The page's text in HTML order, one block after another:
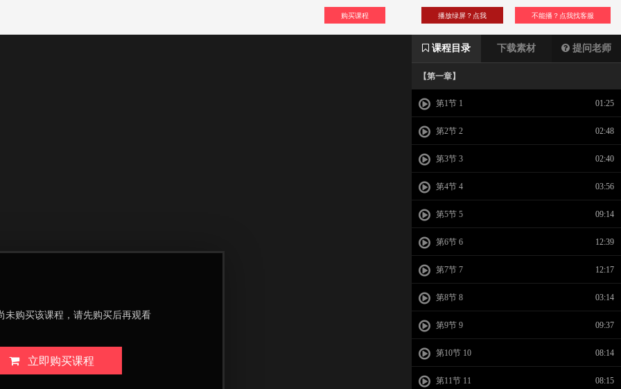
购买课程 不能播？点我找客服
播放绿屏？点我
课程目录 下载素材 提问老师
【第一章】
第1节 1 01:25
第2节 2 02:48
第3节 3 02:40
第4节 4 03:56
第5节 5 09:14
第6节 6 12:39
第7节 7 12:17
第8节 8 03:14
第9节 9 09:37
第10节 10 08:14
第11节 11 08:15
未购买该课程，请先购买后再观看
立即购买课程